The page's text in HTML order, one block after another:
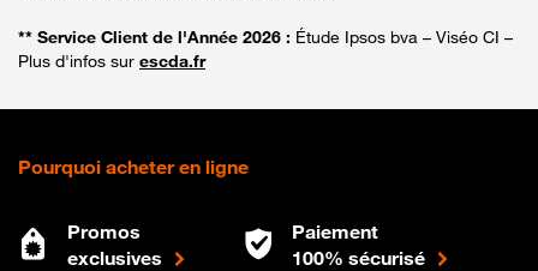
** Service Client de l'Année 2026 : Étude Ipsos bva – Viséo CI –
Plus d'infos sur escda.fr
Pourquoi acheter en ligne
Promos
exclusives
Paiement
100% sécurisé